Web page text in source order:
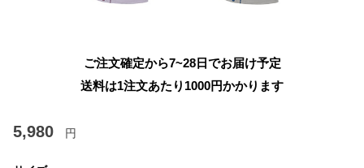
ご注文確定から7~28日でお届け予定
送料は1注文あたり 1000円かかります
5,980 円